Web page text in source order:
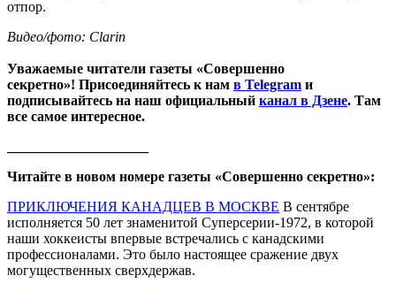
отпор.
Видео/фото: Clarin
Уважаемые читатели газеты «Совершенно
секретно»! Присоединяйтесь к нам в Telegram и
подписывайтесь на наш официальный канал в Дзене. Там
все самое интересное.
Читайте в новом номере газеты «Совершенно секретно»:
ПРИКЛЮЧЕНИЯ КАНАДЦЕВ В МОСКВЕ В сентябре
исполняется 50 лет знаменитой Суперсерии-1972, в которой
наши хоккеисты впервые встречались с канадскими
профессионалами. Это было настоящее сражение двух
могущественных сверхдержав.